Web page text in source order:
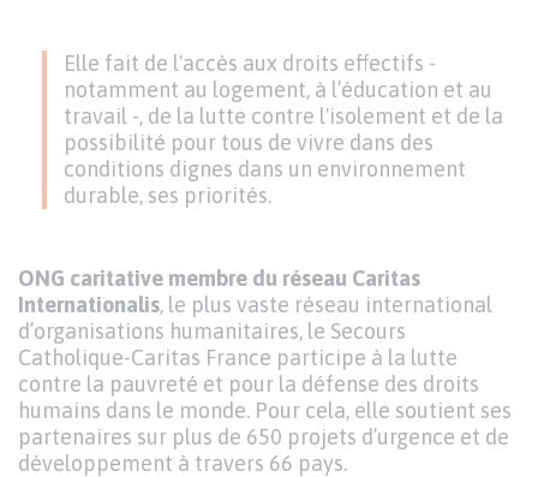
Elle fait de l'accès aux droits effectifs -
notamment au logement, à l’éducation et au
travail -, de la lutte contre l'isolement et de la
possibilité pour tous de vivre dans des
conditions dignes dans un environnement
durable, ses priorités.
ONG caritative membre du réseau Caritas
Internationalis, le plus vaste réseau international
d’organisations humanitaires, le Secours
Catholique-Caritas France participe à la lutte
contre la pauvreté et pour la défense des droits
humains dans le monde. Pour cela, elle soutient ses
partenaires sur plus de 650 projets d’urgence et de
développement à travers 66 pays.